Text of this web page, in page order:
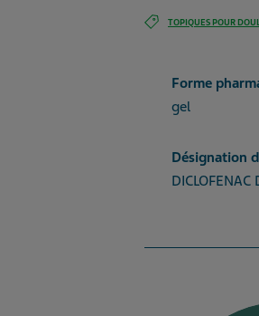
TOPIQUES POUR
Forme
gel
Désignation